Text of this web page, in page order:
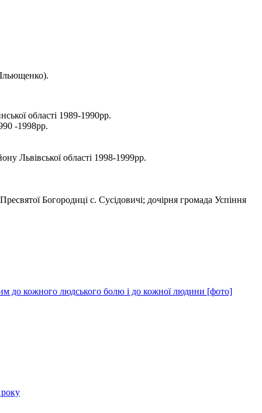
області 1989-1990рр.
-1998рр.
Львівської області 1998-1999рр.
Богородиці с. Сусідовичі; дочірня громада Успіння
до кожного людського болю і до кожної людини [фото]